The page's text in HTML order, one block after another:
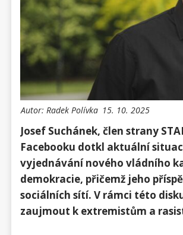
Autor: Radek Polívka 15. 10. 2025
Josef Suchánek, člen strany
Facebooku dotkl aktuální
vyjednávání nového vládního
demokracie, přičemž jeho
sociálních sítí. V rámci této
zaujmout k extremistům a